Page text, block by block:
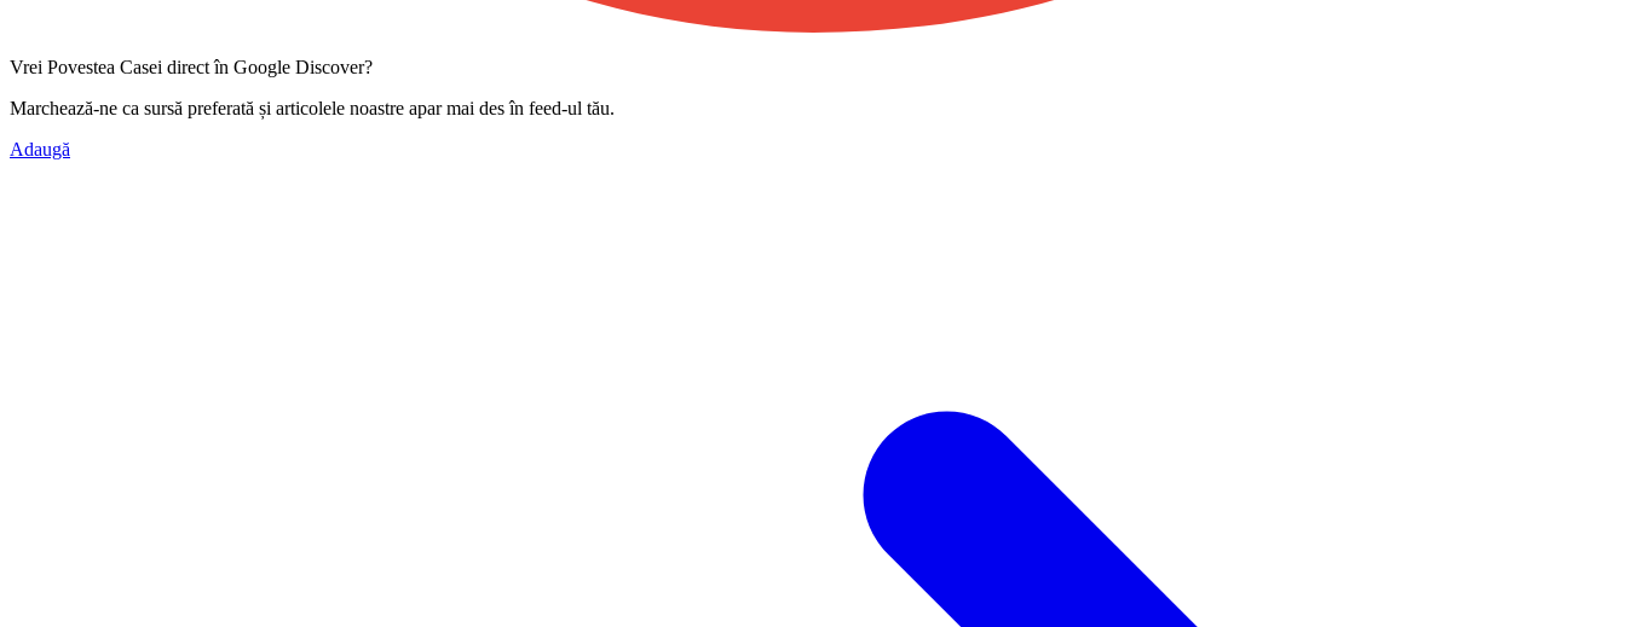
Vrei Povestea Casei direct în Google Discover?
Marchează-ne ca sursă preferată și articolele noastre apar mai des în feed-ul tău.
Adaugă